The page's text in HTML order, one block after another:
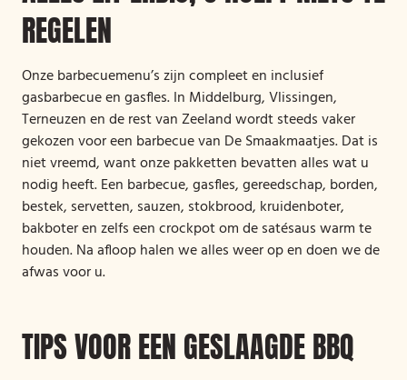
REGELEN
Onze barbecuemenu’s zijn compleet en inclusief
gasbarbecue en gasfles. In Middelburg, Vlissingen,
Terneuzen en de rest van Zeeland wordt steeds vaker
gekozen voor een barbecue van De Smaakmaatjes. Dat is
niet vreemd, want onze pakketten bevatten alles wat u
nodig heeft. Een barbecue, gasfles, gereedschap, borden,
bestek, servetten, sauzen, stokbrood, kruidenboter,
bakboter en zelfs een crockpot om de satésaus warm te
houden. Na afloop halen we alles weer op en doen we de
afwas voor u.
TIPS VOOR EEN GESLAAGDE BBQ